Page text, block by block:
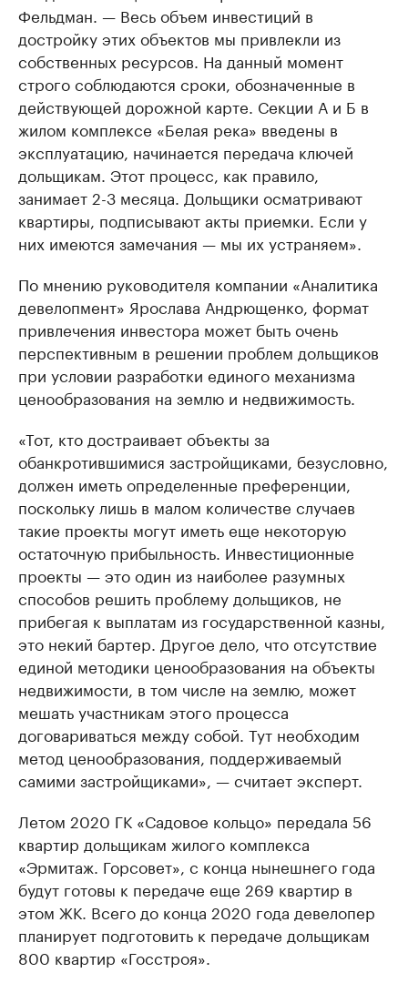
Фельдман. — Весь объем инвестиций в
достройку этих объектов мы привлекли из
собственных ресурсов. На данный момент
строго соблюдаются сроки, обозначенные в
действующей дорожной карте. Секции А и Б в
жилом комплексе «Белая река» введены в
эксплуатацию, начинается передача ключей
дольщикам. Этот процесс, как правило,
занимает 2-3 месяца. Дольщики осматривают
квартиры, подписывают акты приемки. Если у
них имеются замечания — мы их устраняем».
По мнению руководителя компании «Аналитика
девелопмент» Ярослава Андрющенко, формат
привлечения инвестора может быть очень
перспективным в решении проблем дольщиков
при условии разработки единого механизма
ценообразования на землю и недвижимость.
«Тот, кто достраивает объекты за
обанкротившимися застройщиками, безусловно,
должен иметь определенные преференции,
поскольку лишь в малом количестве случаев
такие проекты могут иметь еще некоторую
остаточную прибыльность. Инвестиционные
проекты — это один из наиболее разумных
способов решить проблему дольщиков, не
прибегая к выплатам из государственной казны,
это некий бартер. Другое дело, что отсутствие
единой методики ценообразования на объекты
недвижимости, в том числе на землю, может
мешать участникам этого процесса
договариваться между собой. Тут необходим
метод ценообразования, поддерживаемый
самими застройщиками», — считает эксперт.
Летом 2020 ГК «Садовое кольцо» передала 56
квартир дольщикам жилого комплекса
«Эрмитаж. Горсовет», с конца нынешнего года
будут готовы к передаче еще 269 квартир в
этом ЖК. Всего до конца 2020 года девелопер
планирует подготовить к передаче дольщикам
800 квартир «Госстроя».